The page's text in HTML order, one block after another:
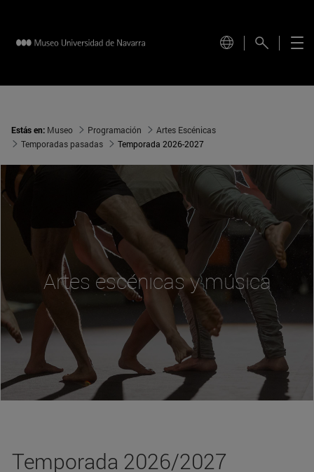
Estás en: Museo Programación
Artes Escénicas
Temporadas pasadas
Temporada 2026-2027
Artes escénicas y música
Temporada 2026/2027